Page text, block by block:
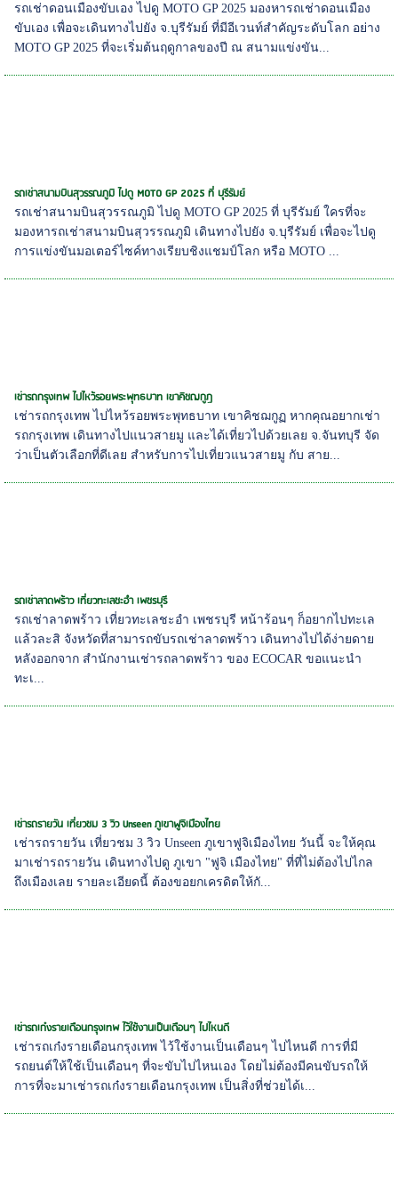
รถเช่าดอนเมืองขับเอง ไปดู MOTO GP 2025 มองหารถเช่าดอนเมือง
ขับเอง เพื่อจะเดินทางไปยัง จ.บุรีรัมย์ ที่มีอีเวนท์สำคัญระดับโลก อย่าง
MOTO GP 2025 ที่จะเริ่มต้นฤดูกาลของปี ณ สนามแข่งขัน...
รถเช่าสนามบินสุวรรณภูมิ ไปดู MOTO GP 2025 ที่ บุรีรัมย์
รถเช่าสนามบินสุวรรณภูมิ ไปดู MOTO GP 2025 ที่ บุรีรัมย์ ใครที่จะ
มองหารถเช่าสนามบินสุวรรณภูมิ เดินทางไปยัง จ.บุรีรัมย์ เพื่อจะไปดู
การแข่งขันมอเตอร์ไซค์ทางเรียบชิงแชมป์โลก หรือ MOTO ...
เช่ารถกรุงเทพ ไปไหว้รอยพระพุทธบาท เขาคิชฌกูฏ
เช่ารถกรุงเทพ ไปไหว้รอยพระพุทธบาท เขาคิชฌกูฏ หากคุณอยากเช่า
รถกรุงเทพ เดินทางไปแนวสายมู และได้เที่ยวไปด้วยเลย จ.จันทบุรี จัด
ว่าเป็นตัวเลือกที่ดีเลย สำหรับการไปเที่ยวแนวสายมู กับ สาย...
รถเช่าลาดพร้าว เที่ยวทะเลชะอำ เพชรบุรี
รถเช่าลาดพร้าว เที่ยวทะเลชะอำ เพชรบุรี หน้าร้อนๆ ก็อยากไปทะเล
แล้วละสิ จังหวัดที่สามารถขับรถเช่าลาดพร้าว เดินทางไปได้ง่ายดาย
หลังออกจาก สำนักงานเช่ารถลาดพร้าว ของ ECOCAR ขอแนะนำ
ทะเ...
เช่ารถรายวัน เที่ยวชม 3 วิว Unseen ภูเขาฟูจิเมืองไทย
เช่ารถรายวัน เที่ยวชม 3 วิว Unseen ภูเขาฟูจิเมืองไทย วันนี้ จะให้คุณ
มาเช่ารถรายวัน เดินทางไปดู ภูเขา "ฟูจิ เมืองไทย" ที่ที่ไม่ต้องไปไกล
ถึงเมืองเลย รายละเอียดนี้ ต้องขอยกเครดิตให้กั...
เช่ารถเก๋งรายเดือนกรุงเทพ ไว้ใช้งานเป็นเดือนๆ ไปไหนดี
เช่ารถเก๋งรายเดือนกรุงเทพ ไว้ใช้งานเป็นเดือนๆ ไปไหนดี การที่มี
รถยนต์ให้ใช้เป็นเดือนๆ ที่จะขับไปไหนเอง โดยไม่ต้องมีคนขับรถให้
การที่จะมาเช่ารถเก๋งรายเดือนกรุงเทพ เป็นสิ่งที่ช่วยได้เ...